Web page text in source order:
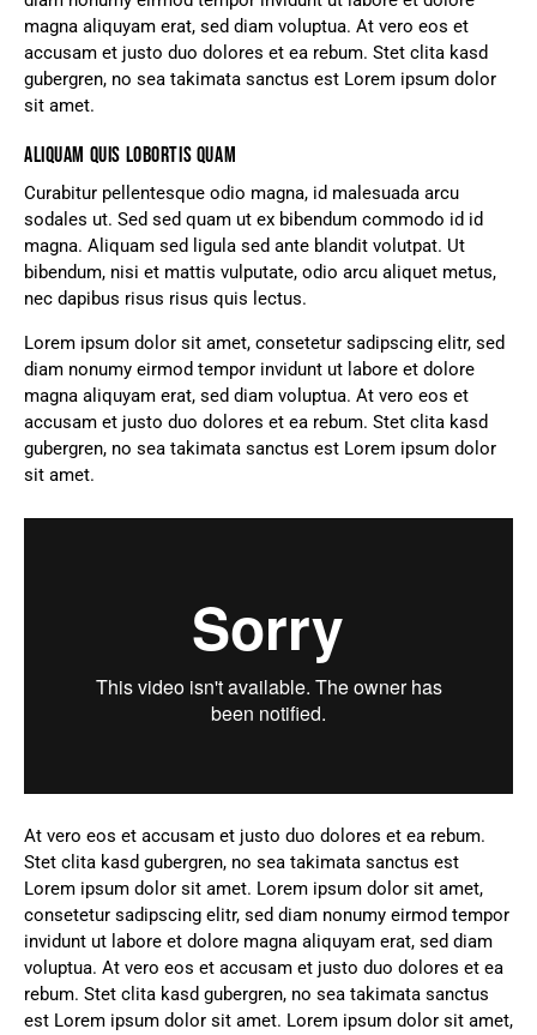
magna aliquyam erat, sed diam voluptua. At vero eos et
accusam et justo duo dolores et ea rebum. Stet clita kasd
gubergren, no sea takimata sanctus est Lorem ipsum dolor
sit amet.
ALIQUAM QUIS LOBORTIS QUAM
Curabitur pellentesque odio magna, id malesuada arcu
sodales ut. Sed sed quam ut ex bibendum commodo id id
magna. Aliquam sed ligula sed ante blandit volutpat. Ut
bibendum, nisi et mattis vulputate, odio arcu aliquet metus,
nec dapibus risus risus quis lectus.
Lorem ipsum dolor sit amet, consetetur sadipscing elitr, sed
diam nonumy eirmod tempor invidunt ut labore et dolore
magna aliquyam erat, sed diam voluptua. At vero eos et
accusam et justo duo dolores et ea rebum. Stet clita kasd
gubergren, no sea takimata sanctus est Lorem ipsum dolor
sit amet.
At vero eos et accusam et justo duo dolores et ea rebum.
Stet clita kasd gubergren, no sea takimata sanctus est
Lorem ipsum dolor sit amet. Lorem ipsum dolor sit amet,
consetetur sadipscing elitr, sed diam nonumy eirmod tempor
invidunt ut labore et dolore magna aliquyam erat, sed diam
voluptua. At vero eos et accusam et justo duo dolores et ea
rebum. Stet clita kasd gubergren, no sea takimata sanctus
est Lorem ipsum dolor sit amet. Lorem ipsum dolor sit amet,